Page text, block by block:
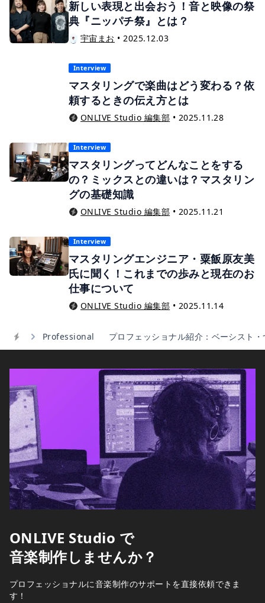
新しい表現と出会おう！音と映像の祭
典『ニッパチ祭』とは？
宇宙まお •2025.12.03
Interview
マスタリングで楽曲はどう変わる？依
頼するときの伝え方とは
ONLIVE Studio 編集部 • 2025.11.28
Interview
マスタリングってどんなことをする
の？ミックスとの違いは？マスタリン
グの基礎知識
ONLIVE Studio 編集部 • 2025.11.21
Interview
マスタリングエンジニア・粟飯原友美
氏に聞く！これまでの歩みと現在のお
仕事について
ONLIVE Studio 編集部 • 2025.11.14
Professional プロフェッショナル紹介：ベーシスト
ONLIVE Studio で
音楽制作しませんか？
プロフェッショナルに音楽制作のサポートを直接依頼できま
す！